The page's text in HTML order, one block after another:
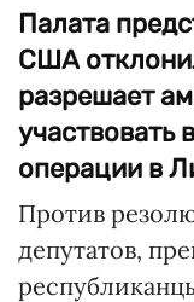
Палата
США
разрешает
участвовать
операции в
Против
депутатов,